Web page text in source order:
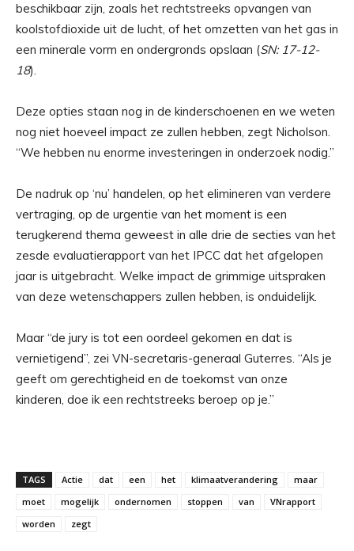
beschikbaar zijn, zoals het rechtstreeks opvangen van
koolstofdioxide uit de lucht, of het omzetten van het gas in
een minerale vorm en ondergronds opslaan (SN: 17-12-
18).
Deze opties staan ​​nog in de kinderschoenen en we weten
nog niet hoeveel impact ze zullen hebben, zegt Nicholson.
“We hebben nu enorme investeringen in onderzoek nodig.”
De nadruk op ‘nu’ handelen, op het elimineren van verdere
vertraging, op de urgentie van het moment is een
terugkerend thema geweest in alle drie de secties van het
zesde evaluatierapport van het IPCC dat het afgelopen
jaar is uitgebracht. Welke impact de grimmige uitspraken
van deze wetenschappers zullen hebben, is onduidelijk.
Maar “de jury is tot een oordeel gekomen en dat is
vernietigend”, zei VN-secretaris-generaal Guterres. “Als je
geeft om gerechtigheid en de toekomst van onze
kinderen, doe ik een rechtstreeks beroep op je.”
TAGS Actie dat een het klimaatverandering
maar
moet
mogelijk ondernomen stoppen van
VNrapport
worden
zegt